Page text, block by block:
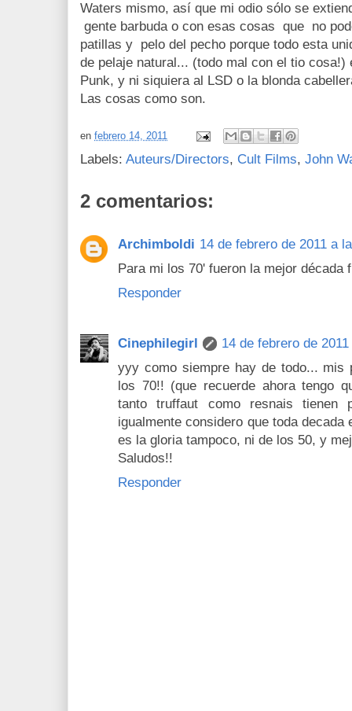
Waters mismo, así que mi odio sólo se
gente barbuda o con esas cosas que no
patillas y pelo del pecho porque todo esta
de pelaje natural... (todo mal con el tio
Punk, y ni siquiera al LSD o la blonda
Las cosas como son.
en febrero 14, 2011
Labels: Auteurs/Directors, Cult Films, John
2 comentarios:
Archimboldi 14 de febrero de 2011 a
Para mi los 70' fueron la mejor década
Responder
Cinephilegirl
14 de febrero de
yyy como siempre hay de todo... mis
los 70!! (que recuerde ahora tengo
tanto truffaut como resnais tienen
igualmente considero que toda
es la gloria tampoco, ni de los 50, y
Saludos!!
Responder